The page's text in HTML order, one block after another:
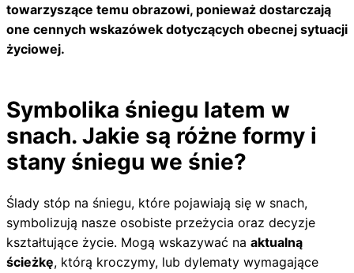
towarzyszące temu obrazowi, ponieważ dostarczają
one cennych wskazówek dotyczących obecnej sytuacji
życiowej.
Symbolika śniegu latem w
snach. Jakie są różne formy i
stany śniegu we śnie?
Ślady stóp na śniegu, które pojawiają się w snach,
symbolizują nasze osobiste przeżycia oraz decyzje
kształtujące życie. Mogą wskazywać na aktualną
ścieżkę, którą kroczymy, lub dylematy wymagające